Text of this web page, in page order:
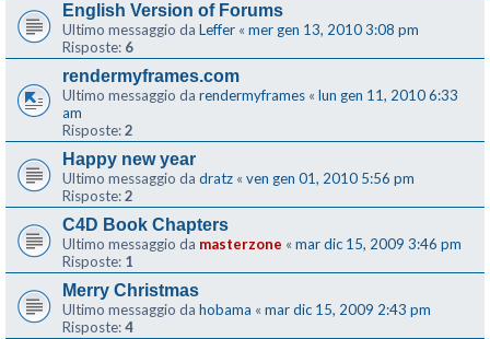
English Version of Forums
Ultimo messaggio da Leffer « mer gen 13, 2010 3:08 pm
Risposte: 6
rendermyframes.com
Ultimo messaggio da rendermyframes « lun gen 11, 2010 6:33
am
Risposte:2
Happy new year
Ultimo messaggio da dratz « ven gen 01, 2010 5:56 pm
Risposte:2
C4D Book Chapters
Ultimo messaggio da masterzone « mar dic 15, 2009 3:46 pm
Risposte: 1
Merry Christmas
Ultimo messaggio da hobama « mar dic 15, 2009 2:43 pm
Risposte:4